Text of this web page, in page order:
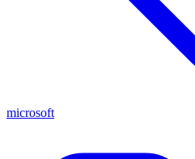
microsoft